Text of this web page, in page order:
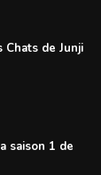
Chats de Junji
saison 1 de